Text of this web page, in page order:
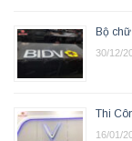
Bộ
30/12/
Thi
16/01/